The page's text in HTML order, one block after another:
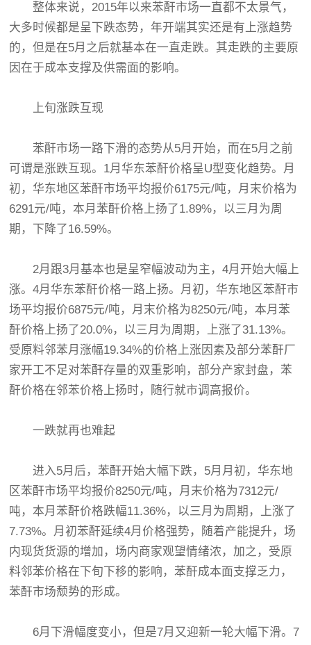
整体来说，2015年以来苯酐市场一直都不太景气，
大多时候都是呈下跌态势，年开端其实还是有上涨趋势
的，但是在5月之后就基本在一直走跌。其走跌的主要原
因在于成本支撑及供需面的影响。
上旬涨跌互现
苯酐市场一路下滑的态势从5月开始，而在5月之前
可谓是涨跌互现。1月华东苯酐价格呈U型变化趋势。月
初，华东地区苯酐市场平均报价6175元/吨，月末价格为
6291元/吨，本月苯酐价格上扬了1.89%，以三月为周
期，下降了16.59%。
2月跟3月基本也是呈窄幅波动为主，4月开始大幅上
涨。4月华东苯酐价格一路上扬。月初，华东地区苯酐市
场平均报价6875元/吨，月末价格为8250元/吨，本月苯
酐价格上扬了20.0%，以三月为周期，上涨了31.13%。
受原料邻苯月涨幅19.34%的价格上涨因素及部分苯酐厂
家开工不足对苯酐存量的双重影响，部分产家封盘，苯
酐价格在邻苯价格上扬时，随行就市调高报价。
一跌就再也难起
进入5月后，苯酐开始大幅下跌，5月月初，华东地
区苯酐市场平均报价8250元/吨，月末价格为7312元/
吨，本月苯酐价格跌幅11.36%，以三月为周期，上涨了
7.73%。月初苯酐延续4月价格强势，随着产能提升，场
内现货货源的增加，场内商家观望情绪浓，加之，受原
料邻苯价格在下旬下移的影响，苯酐成本面支撑乏力，
苯酐市场颓势的形成。
6月下滑幅度变小，但是7月又迎新一轮大幅下滑。7